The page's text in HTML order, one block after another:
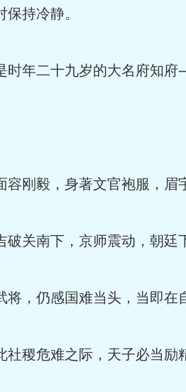
持冷静。
时年二十九岁的大名府知
刚毅，身著文官袍服，眉
关南下，京师震动，朝廷
，仍感国难当头，当即在
稷危难之际，天子必当励